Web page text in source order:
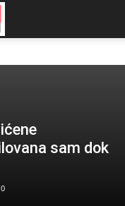
sam dok
0